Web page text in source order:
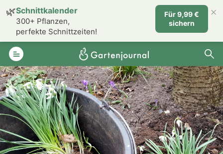
🌿Schnittkalender
300+ Pflanzen,
perfekte Schnittzeiten!
Für 9,99 €
sichern
×